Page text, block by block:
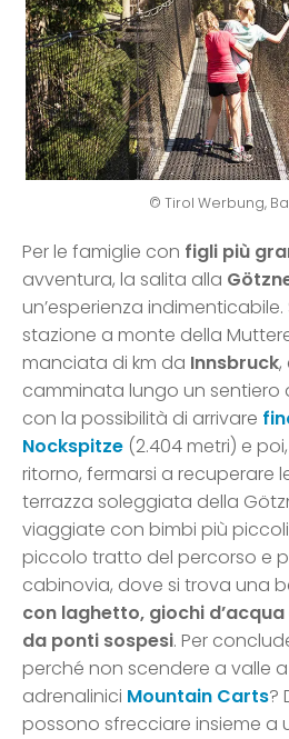
© Tirol Werbung,
Per le famiglie con figli più
avventura, la salita alla
un’esperienza
stazione a monte della
manciata di km da Innsbruck,
camminata lungo un sentiero
con la possibilità di arrivare
Nockspitze (2.404 metri) e
ritorno, fermarsi a recuperare
terrazza soleggiata della
viaggiate con bimbi più
piccolo tratto del percorso e
cabinovia, dove si trova una
con laghetto, giochi
da ponti sospesi. Per
perché non scendere a valle
adrenalinici Mountain Carts?
possono sfrecciare insieme a